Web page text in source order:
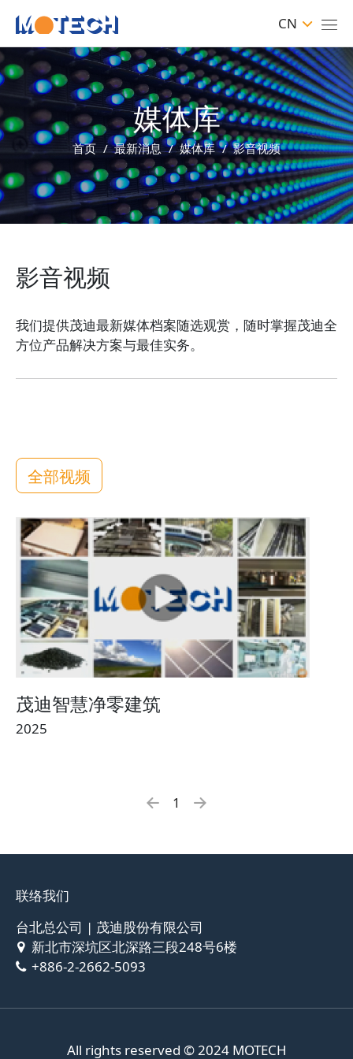
CN
媒体库
首页 最新消息 媒体库 影音视频
影音视频
我们提供茂迪最新媒体档案随选观赏，随时掌握茂迪全
方位产品解决方案与最佳实务。
全部视频
茂迪智慧净零建筑
2025
1
联络我们
台北总公司 | 茂迪股份有限公司
新北市深坑区北深路三段248号6楼
+886-2-2662-5093
All rights reserved © 2024 MOTECH